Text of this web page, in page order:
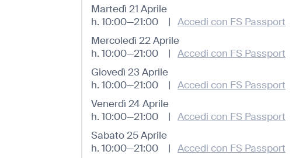
Martedì 21 Aprile
h. 10:00—21:00
| Accedi con FS Passport
Mercoledì 22 Aprile
h. 10:00—21:00
| Accedi con FS Passport
Giovedì 23 Aprile
h. 10:00—21:00
| Accedi con FS Passport
Venerdì 24 Aprile
h. 10:00—21:00
| Accedi con FS Passport
Sabato 25 Aprile
h. 10:00—21:00
| Accedi con FS Passport